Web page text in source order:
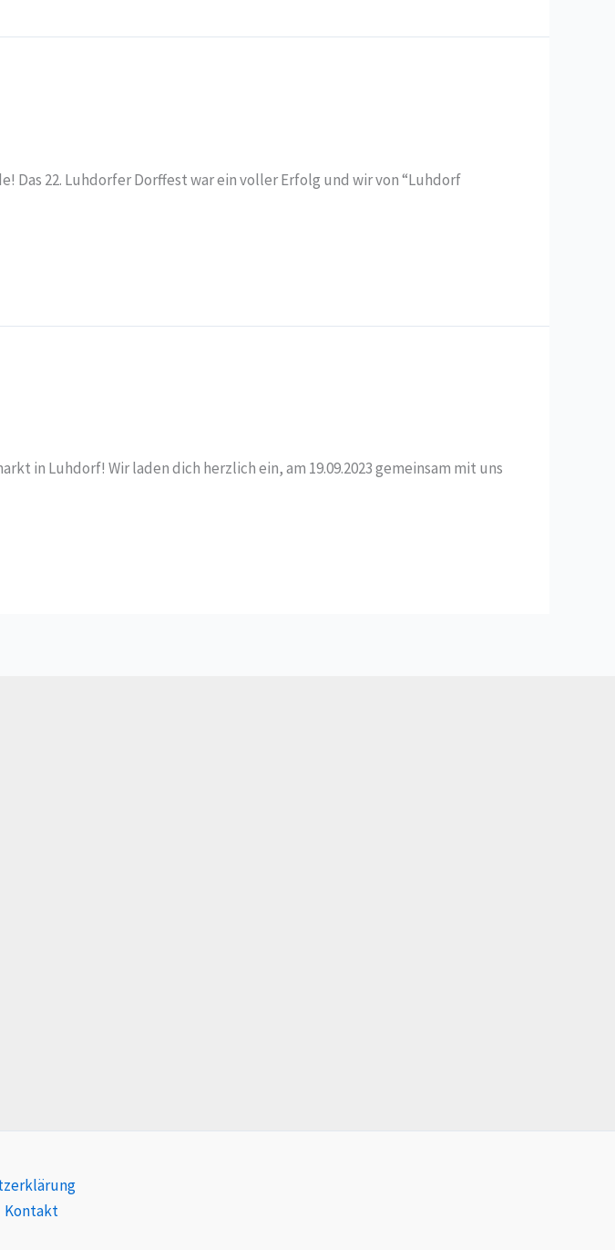
Das 22. Luhdorfer Dorffest war ein voller Erfolg und wir von “Luhdorf
in Luhdorf! Wir laden dich herzlich ein, am 19.09.2023 gemeinsam mit uns
Kontakt